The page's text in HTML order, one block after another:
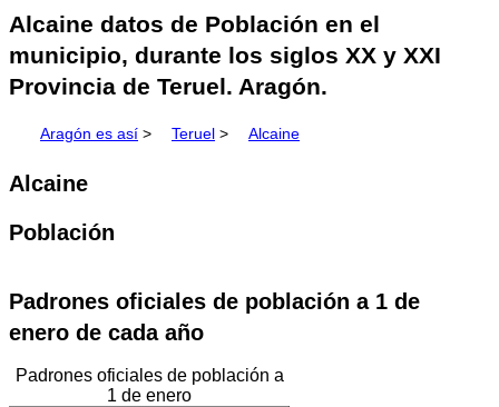
Alcaine datos de Población en el
municipio, durante los siglos XX y XXI
Provincia de Teruel. Aragón.
Aragón es así > Teruel > Alcaine
Alcaine
Población
Padrones oficiales de población a 1 de
enero de cada año
Padrones oficiales de población a
1 de enero